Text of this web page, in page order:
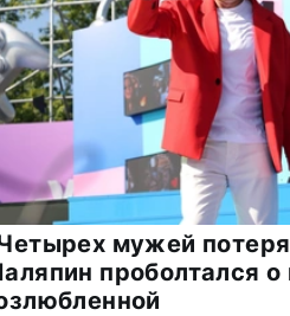
мужей
проболтался о